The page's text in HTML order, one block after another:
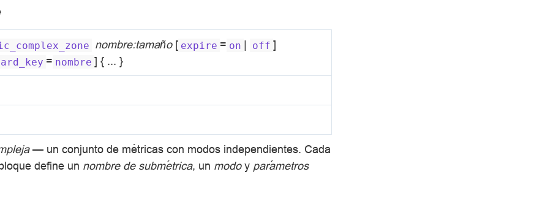
nombre:tamaño[ expire = on | off ]
= nombre ] { ... }
— un conjunto de métricas con modos independientes. Cada
define un nombre de submétrica, un modoy parámetros